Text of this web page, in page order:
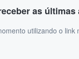
as
utilizando o link